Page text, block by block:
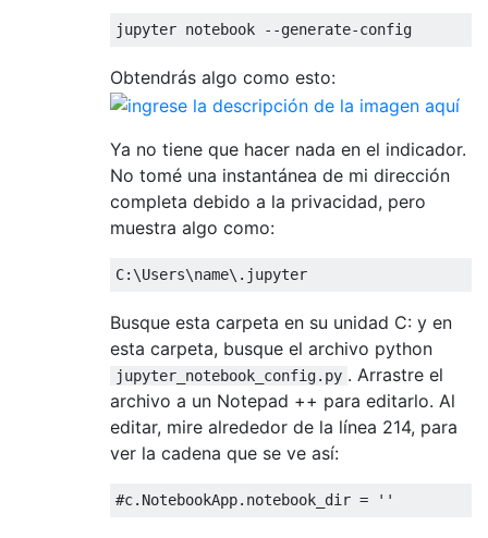
Obtendrás algo como esto:
Ya no tiene que hacer nada en el indicador.
No tomé una instantánea de mi dirección
completa debido a la privacidad, pero
muestra algo como:
Busque esta carpeta en su unidad C: y en
esta carpeta, busque el archivo python
jupyter_notebook_config.py . Arrastre el
archivo a un Notepad ++ para editarlo. Al
editar, mire alrededor de la línea 214, para
ver la cadena que se ve así: